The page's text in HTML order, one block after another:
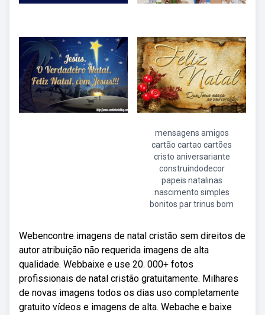
mensagens amigos
cartão cartao cartões
cristo aniversariante
construindodecor
papeis natalinas
nascimento simples
bonitos par trinus bom
Webencontre imagens de natal cristão sem direitos de
autor atribuição não requerida imagens de alta
qualidade. Webbaixe e use 20. 000+ fotos
profissionais de natal cristão gratuitamente. Milhares
de novas imagens todos os dias uso completamente
gratuito vídeos e imagens de alta. Webache e baixe